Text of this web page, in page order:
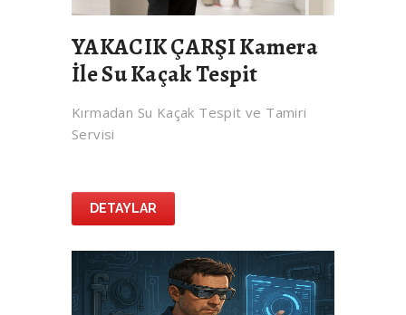
YAKACIK ÇARŞI Kamera
İle Su Kaçak Tespit
Kırmadan Su Kaçak Tespit ve Tamiri
Servisi
DETAYLAR